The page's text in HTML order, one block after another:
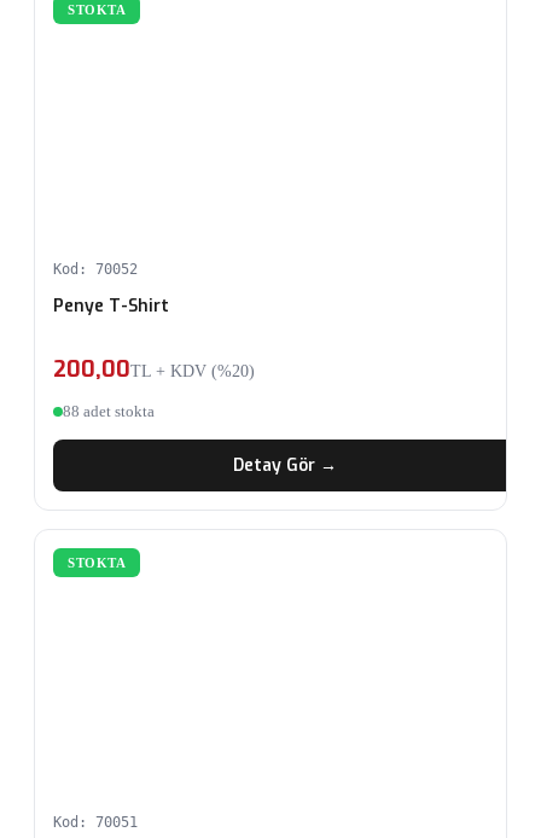
STOKTA
Kod: 70052
Penye T-Shirt
200,00TL + KDV (%20)
88 adet stokta
Detay Gör →
STOKTA
Kod: 70051